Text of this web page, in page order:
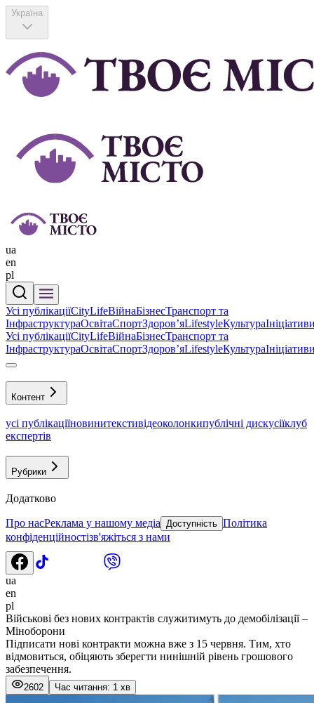
Україна
ua
en
pl
Усі публікаціїCityLifeВійнаБізнесТранспорт та
ІнфраструктураОсвітаСпортЗдоровʼяLifestyleКультура
Усі публікаціїCityLifeВійнаБізнесТранспорт та
ІнфраструктураОсвітаСпортЗдоровʼяLifestyleКультура
Контент
усі публікаціїновинитекстивідеоколонкипублічні дискусіїклуб
експертів
Рубрики
Додатково
Про насРеклама у нашому медіа Доступність Політика
конфіденційностізв'яжіться з нами
ua
en
pl
Військові без нових контрактів служитимуть до демобілізації –
Міноборони
Підписати нові контракти можна вже з 15 червня. Тим, хто
відмовиться, обіцяють зберегти нинішній рівень грошового
забезпечення.
2602 Час читання: 1 хв